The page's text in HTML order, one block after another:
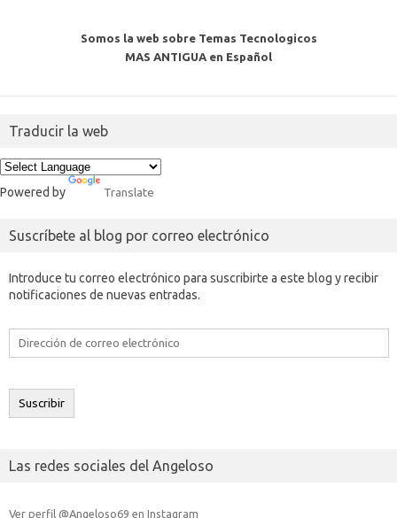
Somos la web sobre Temas Tecnologicos
MAS ANTIGUA en Español
Traducir la web
Powered by Translate
Suscríbete al blog por correo electrónico
Introduce tu correo electrónico para suscribirte a este blog y recibir
notificaciones de nuevas entradas.
Dirección
electrónico
Suscribir
Las redes sociales del Angeloso
Ver perfil @Angeloso69 en Instagram